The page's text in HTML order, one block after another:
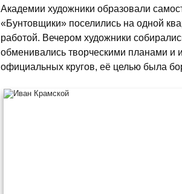
Академии художники образовали
«Бунтовщики» поселились на одной
работой. Вечером художники
обменивались творческими планами и
официальных кругов, её целью была